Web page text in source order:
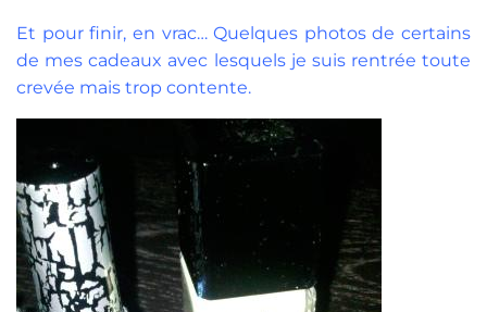
Et pour finir, en vrac… Quelques photos de certains
de mes cadeaux avec lesquels je suis rentrée toute
crevée mais trop contente.